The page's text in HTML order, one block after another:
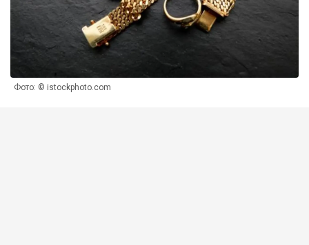
Фото: © istockphoto.com